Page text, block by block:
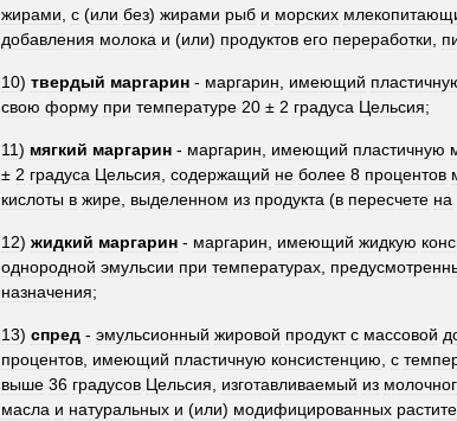
жирами с (или без) жирами рыб и морских
добавления молока и (или) продуктов его переработки
10) твердый маргарин - маргарин имеющий
свою форму при температуре 20 ± 2 градуса Цельсия;
11) мягкий маргарин - маргарин имеющий пластичную
± 2 градуса Цельсия содержащий не более 8 процентов
кислоты в жире выделенном из продукта (в пересчете на
12) жидкий маргарин - маргарин имеющий жидкую
однородной эмульсии при температурах
назначения;
13) спред - эмульсионный жировой продукт с массовой
процентов имеющий пластичную консистенцию с
выше 36 градусов Цельсия изготавливаемый из
масла и натуральных и (или) модифицированных